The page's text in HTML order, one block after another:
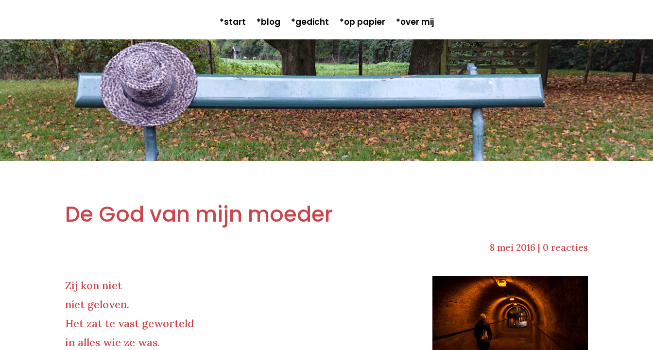
*start *blog *gedicht *op papier *over mij
De God van mijn moeder
8 mei 2016 | 0 reacties
Zij kon niet
níet geloven.
Het zat te vast geworteld
in alles wie ze was.